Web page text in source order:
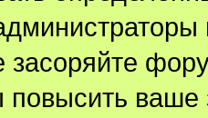
засоряйте
повысить